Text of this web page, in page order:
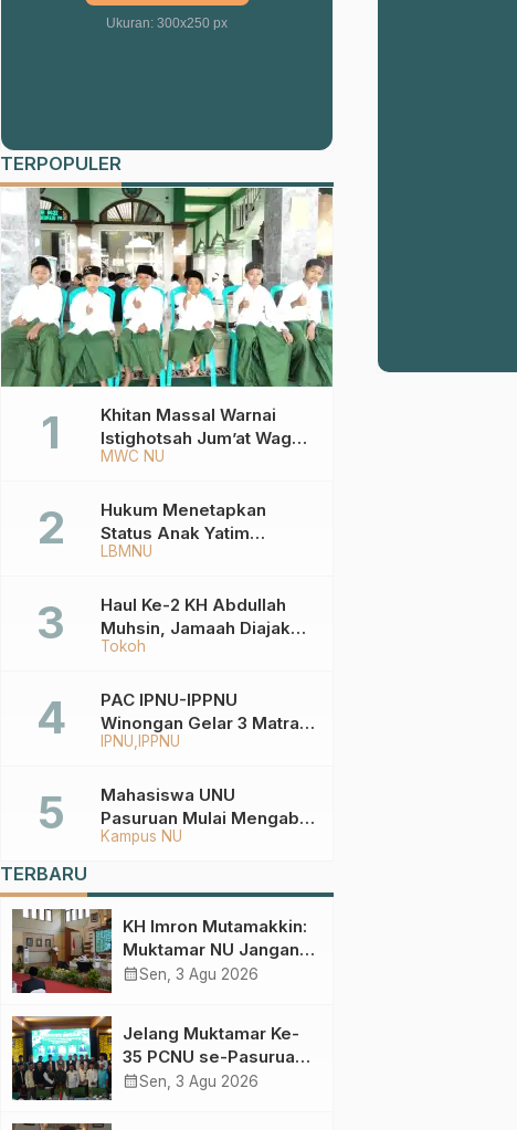
Ukuran: 300x250 px
TERPOPULER
MWC NU
Khitan Massal Warnai
Istighotsah Jum’at Wage
MWCNU Sukorejo
LBMNU
Hukum Menetapkan
Status Anak Yatim
Berdasarkan KK,
Ketentuannya?
Tokoh
Haul Ke-2 KH Abdullah
Muhsin, Jamaah Diajak
Meneladani
IPNU IPPNU
PAC IPNU-IPPNU
Winongan Gelar 3 Matra
di MA Ma’arif An-Nur
Kampus NU
Mahasiswa UNU
Pasuruan Mulai Mengabdi
di Wonokerto dan Oro-
TERBARU
KH Imron Mutamakkin:
Muktamar NU Jangan
Terjebak pada
calendar_monthSen, 3 Agu 2026
Jelang Muktamar Ke-
35 PCNU se-Pasuruan
Raya Rumuskan
calendar_monthSen, 3 Agu 2026